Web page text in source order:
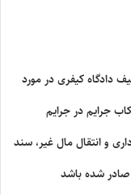
دادگاه کیفری در مورد
جرایم در جرایم
و انتقال مال غیر، سند
شده باشد